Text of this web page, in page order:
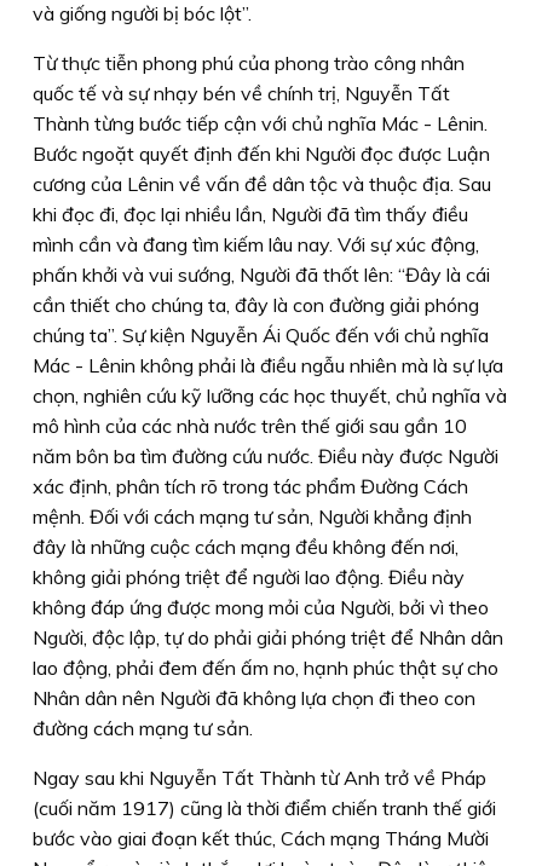
và giống người bị bóc lột”.
Từ thực tiễn phong phú của phong trào công nhân
quốc tế và sự nhạy bén về chính trị, Nguyễn Tất
Thành từng bước tiếp cận với chủ nghĩa Mác - Lênin.
Bước ngoặt quyết định đến khi Người đọc được Luận
cương của Lênin về vấn đề dân tộc và thuộc địa. Sau
khi đọc đi, đọc lại nhiều lần, Người đã tìm thấy điều
mình cần và đang tìm kiếm lâu nay. Với sự xúc động,
phấn khởi và vui sướng, Người đã thốt lên: “Đây là cái
cần thiết cho chúng ta, đây là con đường giải phóng
chúng ta”. Sự kiện Nguyễn Ái Quốc đến với chủ nghĩa
Mác - Lênin không phải là điều ngẫu nhiên mà là sự lựa
chọn, nghiên cứu kỹ lưỡng các học thuyết, chủ nghĩa và
mô hình của các nhà nước trên thế giới sau gần 10
năm bôn ba tìm đường cứu nước. Điều này được Người
xác định, phân tích rõ trong tác phẩm Đường Cách
mệnh. Đối với cách mạng tư sản, Người khẳng định
đây là những cuộc cách mạng đều không đến nơi,
không giải phóng triệt để người lao động. Điều này
không đáp ứng được mong mỏi của Người, bởi vì theo
Người, độc lập, tự do phải giải phóng triệt để Nhân dân
lao động, phải đem đến ấm no, hạnh phúc thật sự cho
Nhân dân nên Người đã không lựa chọn đi theo con
đường cách mạng tư sản.
Ngay sau khi Nguyễn Tất Thành từ Anh trở về Pháp
(cuối năm 1917) cũng là thời điểm chiến tranh thế giới
bước vào giai đoạn kết thúc, Cách mạng Tháng Mười